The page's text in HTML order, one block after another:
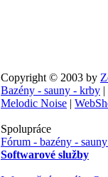
Copyright © 2003 by
Bazény - sauny - krby |
Melodic Noise |
Spolupráce
Fórum - bazény -
Softwarové služby